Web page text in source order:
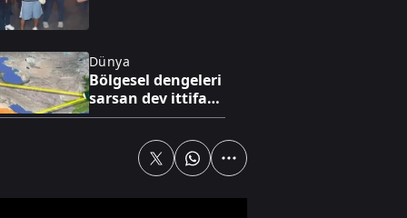
Dünya
Bölgesel dengeleri
sarsan dev ittifak!
Mekke paktı yeni
Tek dijital çatı